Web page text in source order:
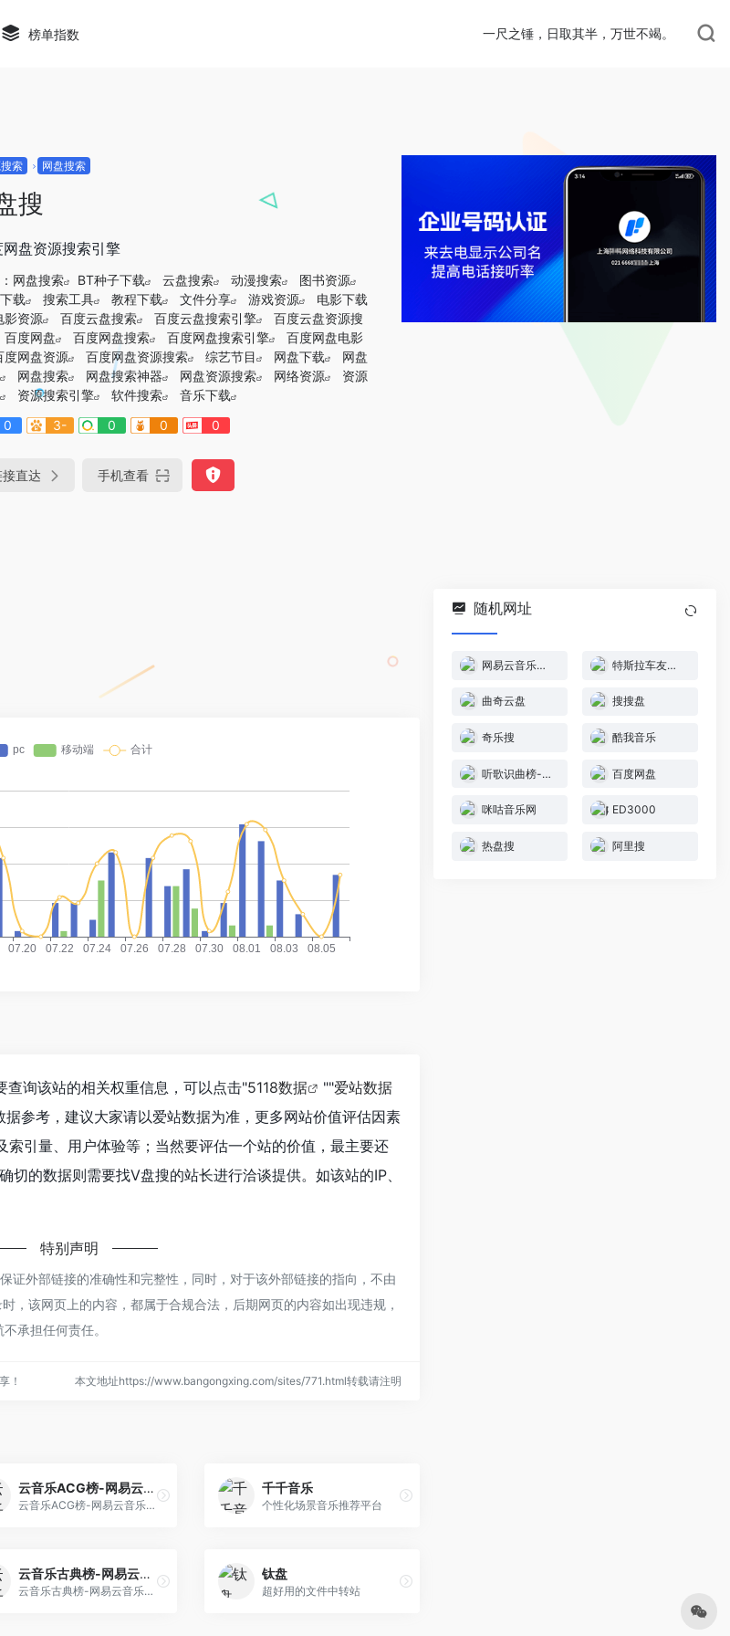
榜单指数 一尺之锤，日取其半，万世不竭。
索 网盘搜索
搜
网盘资源搜索引擎
网盘搜索 BT种子下载 云盘搜索 动漫搜索
图书资源
载
搜索工具 教程下载 文件分享 游戏资源
电影下载
影资源
百度云盘搜索 百度云盘搜索引擎
百度云盘资源搜
百度网盘 百度网盘搜索 百度网盘搜索引擎
百度网盘电影
度网盘资源
百度网盘资源搜索 综艺节目 网盘下载
网盘
网盘搜索 网盘搜索神器 网盘资源搜索 网络资源
资源
资源搜索引擎 软件搜索
音乐下载
0
3- 0 0 0
接直达 手机查看
查询该站的相关权重信息，可以点击"5118数据 ""爱站数据
据参考，建议大家请以爱站数据为准，更多网站价值评估因素
引量、用户体验等；当然要评估一个站的价值，最主要还
切的数据则需要找V盘搜的站长进行洽谈提供。如该站的IP、
特别声明
证外部链接的准确性和完整性，同时，对于该外部链接的指向，不由
，该网页上的内容，都属于合规合法，后期网页的内容如出现违规，
承担任何责任。
！ 本文地址https://www.bangongxing.com/sites/771.html转载请注明
云音乐ACG榜-网易云音乐
云音乐ACG榜-网易云音乐提供海量音乐资源和社交互动的音乐平台
千千音乐
个性化场景音乐推荐平台
云音乐古典榜-网易云音乐
云音乐古典榜-网易云音乐提供海量音乐资源和社交互动的音乐平台
钛盘
超好用的文件中转站
随机网址
网易云音乐排行榜 特斯拉车友爱听榜-网易云音乐
曲奇云盘 搜搜盘
奇乐搜 酷我音乐
听歌识曲榜-网易云音乐 百度网盘
咪咕音乐网 ED3000
热盘搜 阿里搜